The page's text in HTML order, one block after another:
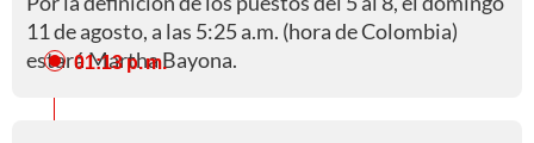
11 de agosto, a las 5:25 a.m. (hora de Colombia)
estará Martha Bayona.
01:13 p. m.